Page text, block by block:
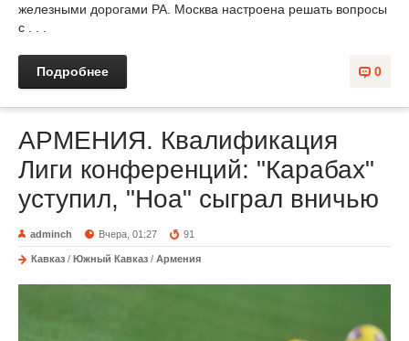
железными дорогами РА. Москва настроена решать вопросы
с . . .
0
Подробнее
АРМЕНИЯ. Квалификация
Лиги конференций: "Карабах"
уступил, "Ноа" сыграл вничью
adminch Вчера, 01:27 91
Кавказ / Южный Кавказ / Армения